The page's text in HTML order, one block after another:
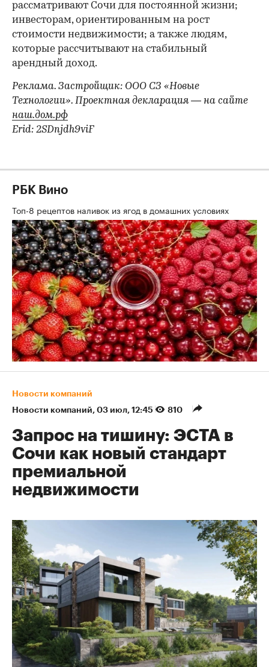
рассматривают Сочи для постоянной жизни;
инвесторам, ориентированным на рост
стоимости недвижимости; а также людям,
которые рассчитывают на стабильный
арендный доход.
Реклама. Застройщик: ООО СЗ «Новые
Технологии». Проектная декларация — на сайте
наш.дом.рф
Erid: 2SDnjdh9viF
РБК Вино
Топ-8 рецептов наливок из ягод в домашних условиях
Новости компаний
Новости компаний⁠, 03 июл, 12:45 810
Запрос на тишину: ЭСТА в
Сочи как новый стандарт
премиальной
недвижимости